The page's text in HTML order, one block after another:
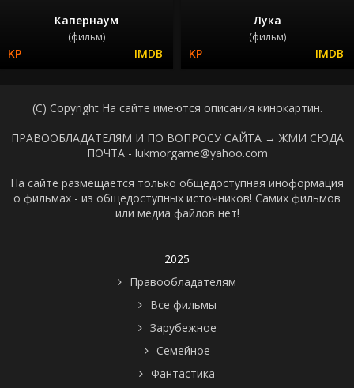
Капернаум
(фильм)
Лука
(фильм)
(C) Copyright На сайте имеются описания кинокартин.
ПРАВООБЛАДАТЕЛЯМ И ПО ВОПРОСУ САЙТА → ЖМИ СЮДА
ПОЧТА - lukmorgame@yahoo.com
На сайте размещается только общедоступная иноформация
о фильмах - из общедоступных источников! Самих фильмов
или медиа файлов нет!
2025
Правообладателям
Все фильмы
Зарубежное
Семейное
Фантастика